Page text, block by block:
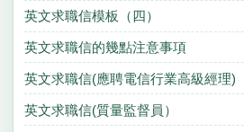
英文求職信模板（四）
英文求職信的幾點注意事項
英文求職信(應聘電信行業高級經理)
英文求職信(質量監督員）